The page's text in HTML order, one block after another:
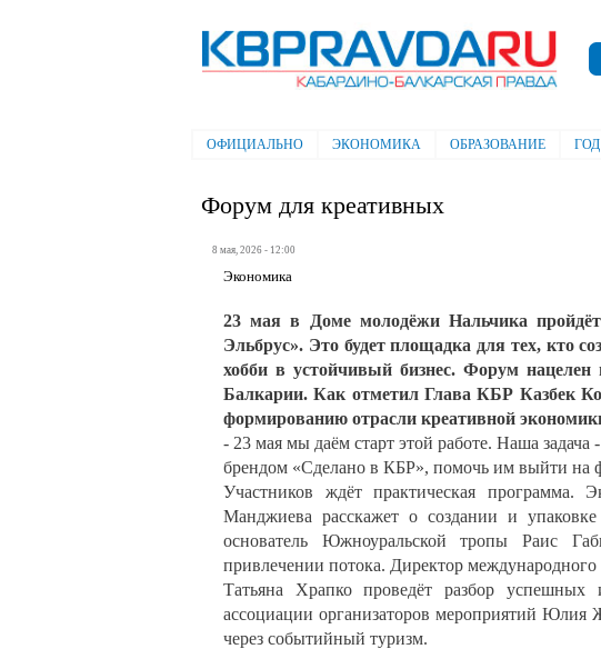
Электронная газета "Кабардино-
Балкарская правда"
Главное меню
ОФИЦИАЛЬНО ЭКОНОМИКА ОБРАЗОВАНИЕ
Форум для креативных
8 мая, 2026 - 12:00
Экономика
23 мая в Доме молодёжи Нальчика
Эльбрус». Это будет площадка для тех, кто
хобби в устойчивый бизнес. Форум
Балкарии. Как отметил Глава КБР Казбек
формированию отрасли креативной
- 23 мая мы даём старт этой работе. Наша задача
брендом «Сделано в КБР», помочь им выйти на
Участников ждёт практическая программа.
Манджиева расскажет о создании и
основатель Южноуральской тропы Раис
привлечении потока. Директор
Татьяна Храпко проведёт разбор
ассоциации организаторов мероприятий Юлия
через событийный туризм.